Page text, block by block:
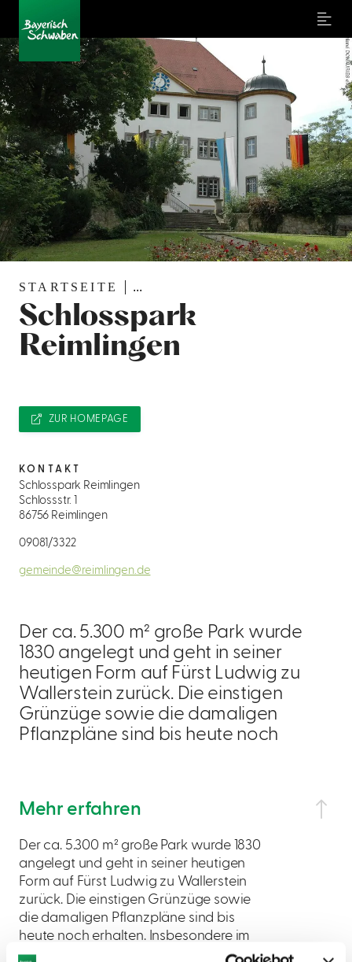
Menu
STARTSEITE ...
Schlosspark
Reimlingen
Der ca. 5.300 m² große Park wurde
1830 angelegt und geht in seiner
heutigen Form auf Fürst Ludwig zu
Wallerstein zurück. Die einstigen
Grünzüge sowie die damaligen
Pflanzpläne sind bis heute noch
Mehr erfahren
Der ca. 5.300 m² große Park wurde 1830
angelegt und geht in seiner heutigen
Form auf Fürst Ludwig zu Wallerstein
zurück. Die einstigen Grünzüge sowie
die damaligen Pflanzpläne sind bis
heute noch erhalten. Insbesondere im
Baumpark sind einige Exoten zu
ZUR HOMEPAGE
KONTAKT
Schlosspark Reimlingen
Schlossstr. 1
86756 Reimlingen
09081/3322
gemeinde@reimlingen.de